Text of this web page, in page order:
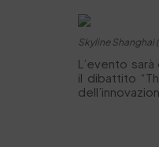
Skyline Shanghai
L’evento
il dibattito